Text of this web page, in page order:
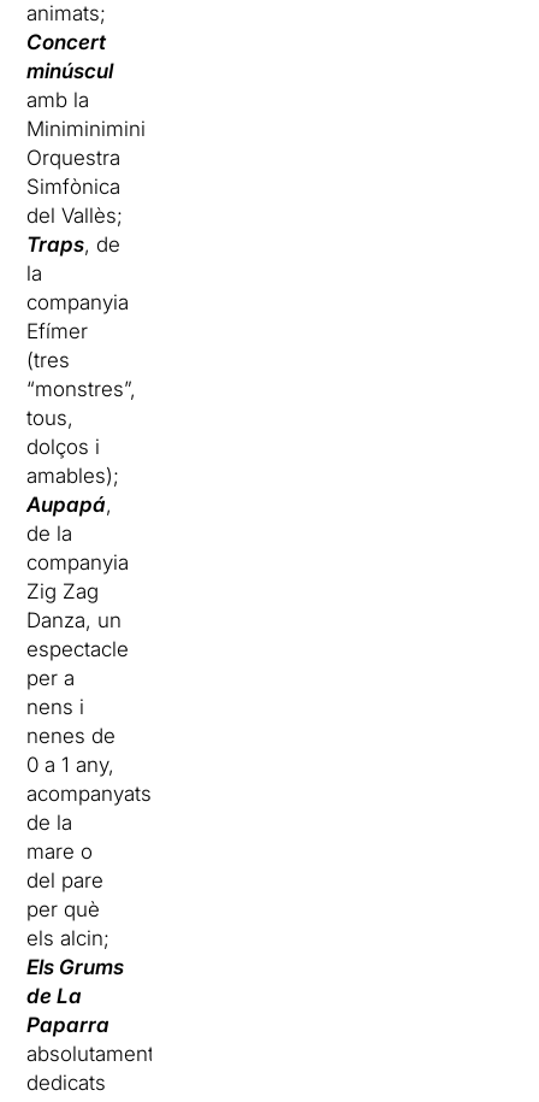
animats;
Concert
minúscul
amb la
Miniminimini
Orquestra
Simfònica
del Vallès;
Traps, de
la
companyia
Efímer
(tres
“monstres”,
tous,
dolços i
amables);
Aupapá,
de la
companyia
Zig Zag
Danza, un
espectacle
per a
nens i
nenes de
0 a 1 any,
acompanyats
de la
mare o
del pare
per què
els alcin;
Els Grums
de La
Paparra
absolutament
dedicats